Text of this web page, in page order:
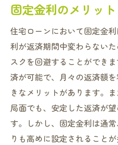
固定金利のメリッ
住宅ローンにおいて固定金
利が返済期間中変わらない
スクを回避することができ
済が可能で、月々の返済額
きなメリットがあります。
局面でも、安定した返済が
す。しかし、固定金利は通
りも高めに設定されること